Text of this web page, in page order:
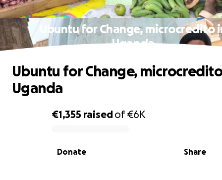
Ubuntu for Change, microcredito
Uganda
0% complete
€1,355 raisedof€6K
Share
Donate
Ubuntu for Change,
Uganda